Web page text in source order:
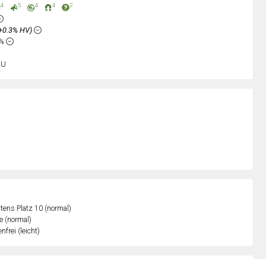
Platz 10 (normal)
(normal)
(leicht)
4 5 4 4 2
HV)